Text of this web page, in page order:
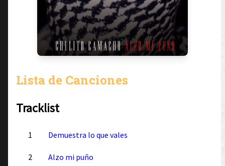
Lista de Canciones
Tracklist
1 Demuestra lo que vales
2 Alzo mi puño